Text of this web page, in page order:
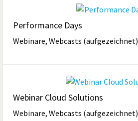
Performance Days
Webinare, Webcasts (aufgezeichnet)
Webinar Cloud Solutions
Webinare, Webcasts (aufgezeichnet)